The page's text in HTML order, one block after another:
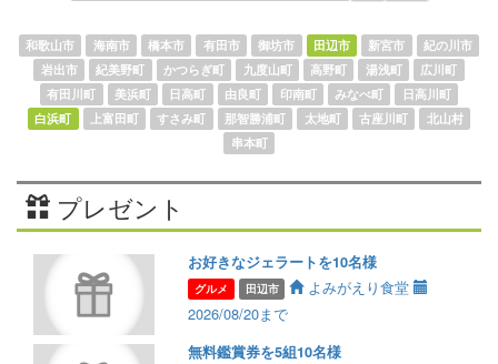
和歌山市 海南市 橋本市 有田市 御坊市 田辺市 新宮市
紀の川市
岩出市
紀美野町 かつらぎ町 九度山町 高野町 湯浅町
広川町
有田川町
美浜町 日高町 由良町 印南町 みなべ町
日高川町
白浜町
上富田町 すさみ町 那智勝浦町 太地町 古座川町
北山村
串本町
プレゼント
お好きなジェラートを10名様
グルメ 田辺市
よみがえり食堂
2026/08/20まで
無料鑑賞券を5組10名様